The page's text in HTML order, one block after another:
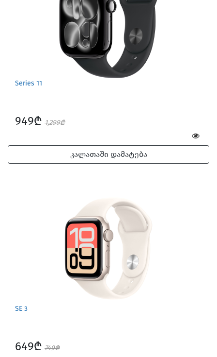
Series 11
949₾ 1,299₾
კალათაში დამატება
SE 3
649₾ 749₾